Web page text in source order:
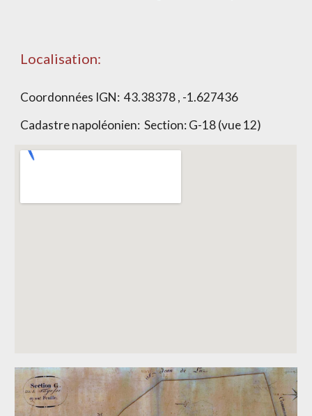
Localisation:
Coordonnées IGN:43.38378 , -1.627436
Cadastre napoléonien:Section: G-18 (vue 12)